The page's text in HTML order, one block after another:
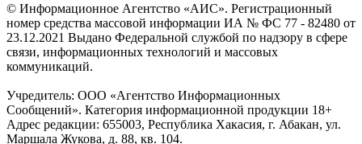
© Информационное Агентство «АИС». Регистрационный
номер средства массовой информации ИА № ФС 77 - 82480 от
23.12.2021 Выдано Федеральной службой по надзору в сфере
связи, информационных технологий и массовых
коммуникаций.
Учредитель: ООО «Агентство Информационных
Сообщений». Категория информационной продукции 18+
Адрес редакции: 655003, Республика Хакасия, г. Абакан, ул.
Маршала Жукова, д. 88, кв. 104.